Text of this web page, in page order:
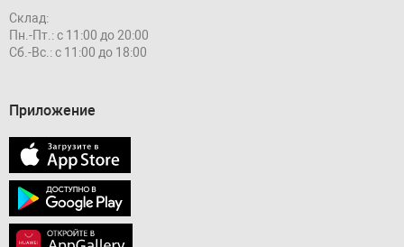
Склад:
Пн.-Пт.: с 11:00 до 20:00
Сб.-Вс.: с 11:00 до 18:00
Приложение